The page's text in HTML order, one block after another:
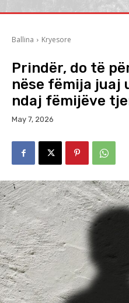
Ballina Kryesore
Prindër, do të
nëse fëmija juaj
ndaj fëmijëve
May 7, 2026